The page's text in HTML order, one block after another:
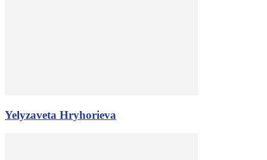
Yelyzaveta Hryhorieva